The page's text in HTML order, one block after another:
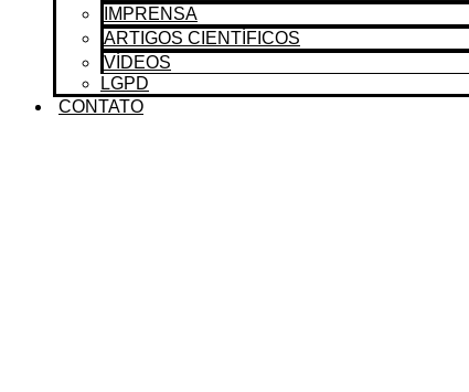
IMPRENSA
ARTIGOS CIENTÍFICOS
VÍDEOS
LGPD
CONTATO